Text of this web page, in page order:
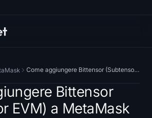
Come aggiungere Bittensor (Subtensor EVM) a MetaMask
Bittensor
EVM) a MetaMask